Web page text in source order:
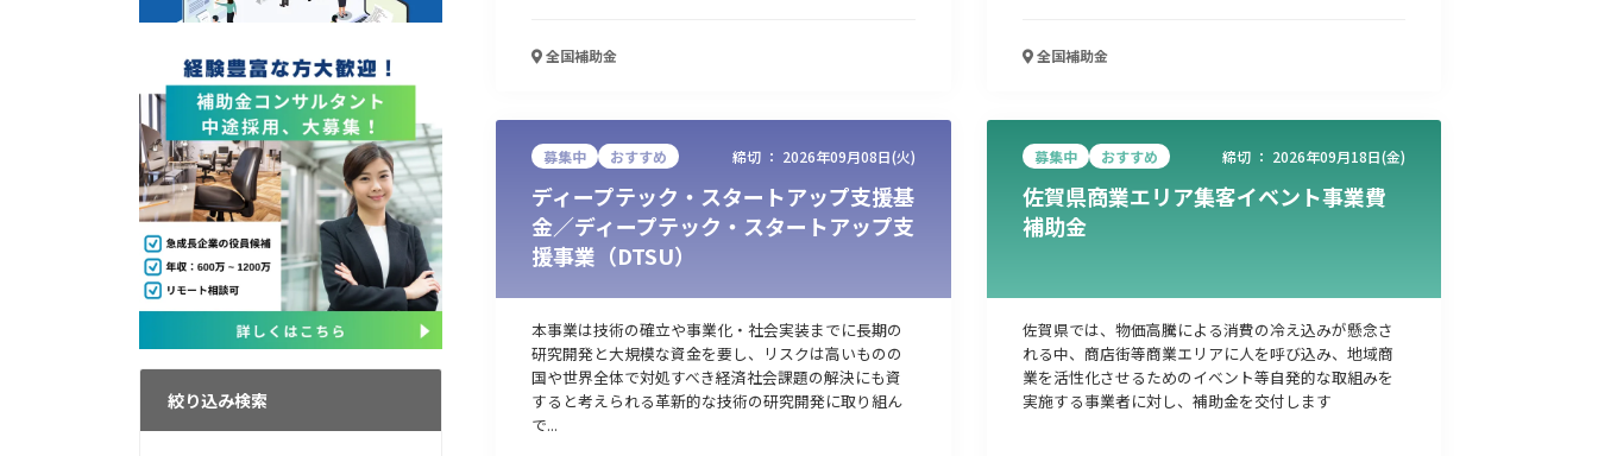
絞り込み検索
全国補助金 全国補助金
募集中 おすすめ 締切 ： 2026年09月08日(火)
ディープテック・スタートアップ支援基
金／ディープテック・スタートアップ支
援事業（DTSU）
本事業は技術の確立や事業化・社会実装までに長期の
研究開発と大規模な資金を要し、リスクは高いものの
国や世界全体で対処すべき経済社会課題の解決にも資
すると考えられる革新的な技術の研究開発に取り組ん
で...
募集中 おすすめ 締切 ： 2026年09月18日(金)
佐賀県商業エリア集客イベント事業費
補助金
佐賀県では、物価高騰による消費の冷え込みが懸念さ
れる中、商店街等商業エリアに人を呼び込み、地域商
業を活性化させるためのイベント等自発的な取組みを
実施する事業者に対し、補助金を交付します